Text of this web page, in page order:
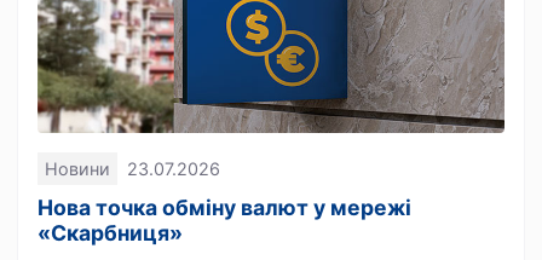
Новини 23.07.2026
Нова точка обміну валют у мережі
«Скарбниця»